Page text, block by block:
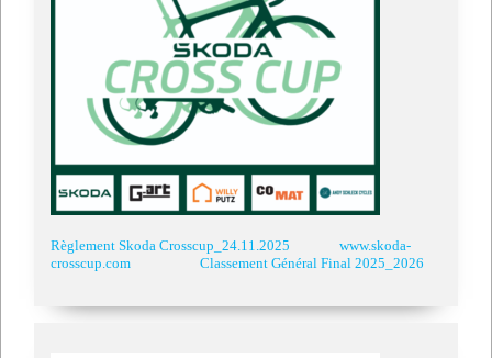
Règlement Skoda Crosscup_24.11.2025
www.skoda-
crosscup.com
Classement Général Final 2025_2026